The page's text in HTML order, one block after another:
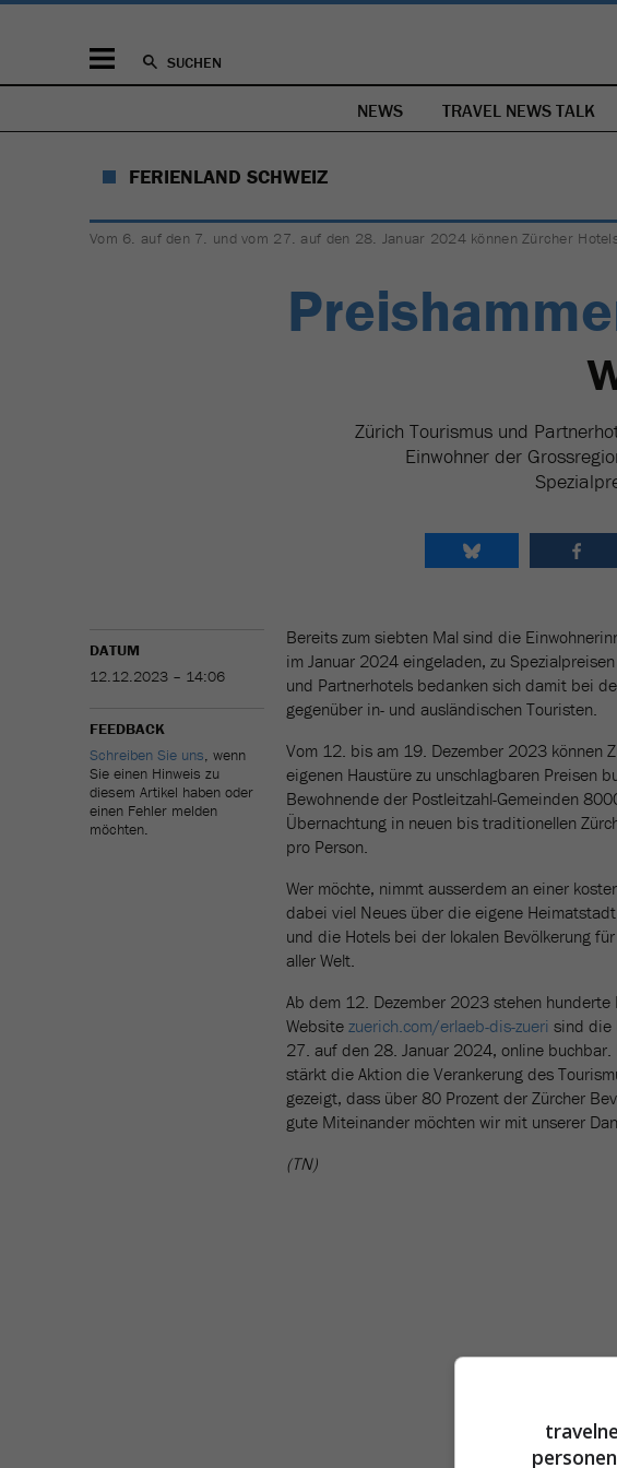
SUCHEN
NEWS TRAVEL NEWS TALK
FERIENLAND SCHWEIZ
Vom 6. auf den 7. und vom 27. auf den 28. Januar 2024 können Zürcher
Zürich Tourismus und
Einwohner der
DATUM
12.12.2023 – 14:06
FEEDBACK
Schreiben Sie uns, wenn
Sie einen Hinweis zu
diesem Artikel haben oder
einen Fehler melden
möchten.
Bereits zum siebten Mal sind die
im Januar 2024 eingeladen, zu
und Partnerhotels bedanken sich damit bei
gegenüber in- und ausländischen Touristen.
Vom 12. bis am 19. Dezember 2023 können
eigenen Haustüre zu unschlagbaren Preisen
Bewohnende der Postleitzahl-Gemeinden
Übernachtung in neuen bis traditionellen
pro Person.
Wer möchte, nimmt ausserdem an einer
dabei viel Neues über die eigene
und die Hotels bei der lokalen Bevölkerung
aller Welt.
Ab dem 12. Dezember 2023 stehen
Website zuerich.com/erlaeb-dis-zueri sind die
27. auf den 28. Januar 2024, online buchbar.
stärkt die Aktion die Verankerung des
gezeigt, dass über 80 Prozent der Zürcher
gute Miteinander möchten wir mit unserer
(TN)